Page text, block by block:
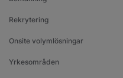
Rekrytering
Onsite volymlösningar
Yrkesområden